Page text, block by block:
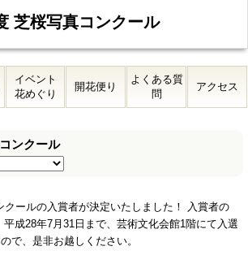
芝桜写真コンクール
イベント
花めぐり
開花便り
よくある質
問
アクセス
ンクール
クールの入賞者が決定いたしました！ 入賞者の
成28年7月31日まで、芸術文化会館1階にて入選
で、是非お越しください。